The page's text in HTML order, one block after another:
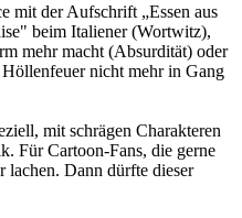
mit der Aufschrift „Essen aus
beim Italiener (Wortwitz),
mehr macht (Absurdität) oder
nicht mehr in Gang
mit schrägen Charakteren
Für Cartoon-Fans, die gerne
lachen. Dann dürfte dieser